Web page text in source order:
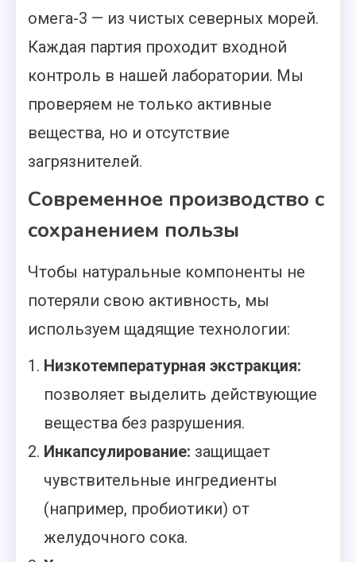
омега-3 — из чистых северных морей.
Каждая партия проходит входной
контроль в нашей лаборатории. Мы
проверяем не только активные
вещества, но и отсутствие
загрязнителей.
Современное производство с
сохранением пользы
Чтобы натуральные компоненты не
потеряли свою активность, мы
используем щадящие технологии:
Низкотемпературная экстракция:
позволяет выделить действующие
вещества без разрушения.
Инкапсулирование: защищает
чувствительные ингредиенты
(например, пробиотики) от
желудочного сока.